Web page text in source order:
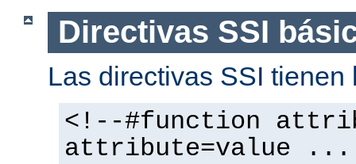
Directivas SSI
Las directivas SSI
<!--#function
attribute=value